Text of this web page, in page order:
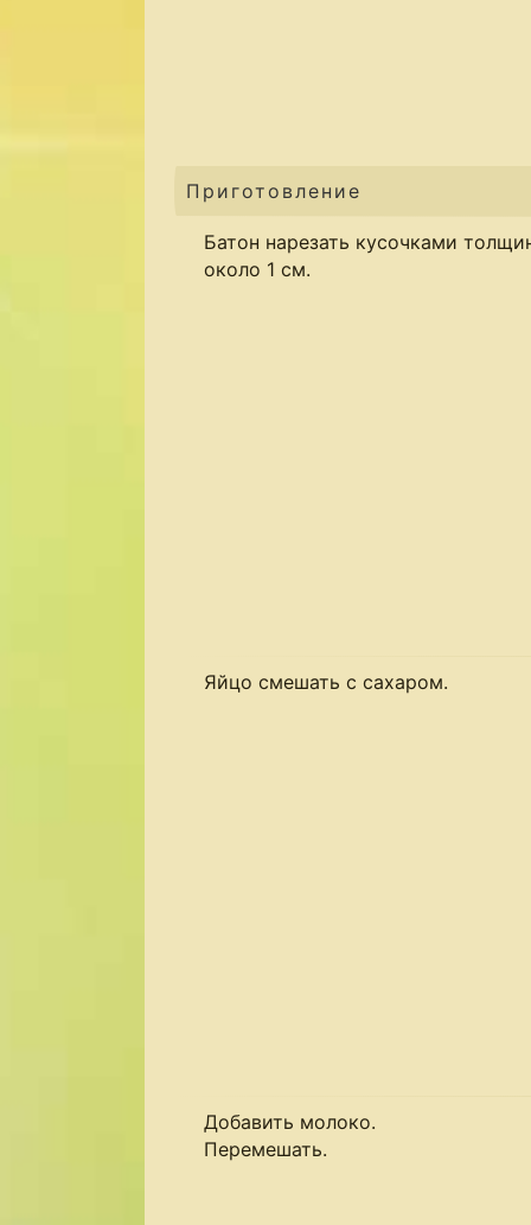
Приготовление
Батон нарезать кусочками
около 1 см.
Яйцо смешать с сахаром.
Добавить молоко.
Перемешать.